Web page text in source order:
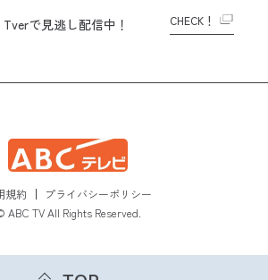
Tverで見逃し配信中！ CHECK！
規約
プライバシーポリシー
ABC TV All Rights Reserved.